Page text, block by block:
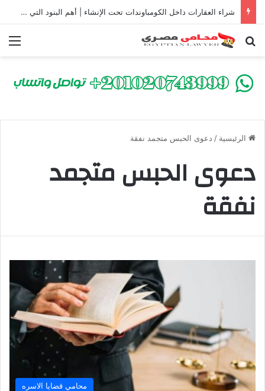
شراء العقارات داخل الكومباوندات تحت الإنشاء | أهم البنود التي تحمي المشتري في القانون المصري
بحث عن
الرئيسية / دعوى الحبس متجمد نفقة
دعوى الحبس متجمد
نفقة
محامي قضايا الاسره